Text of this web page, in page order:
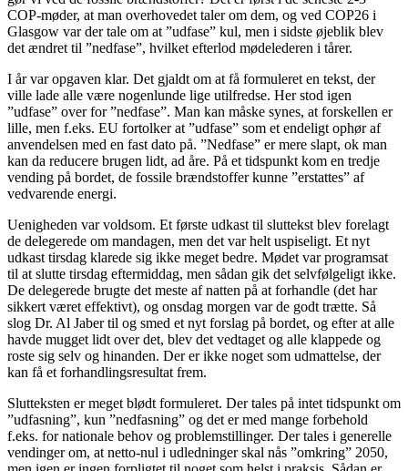
COP-møder, at man overhovedet taler om dem, og ved COP26 i
Glasgow var der tale om at ”udfase” kul, men i sidste øjeblik blev
det ændret til ”nedfase”, hvilket efterlod mødelederen i tårer.
I år var opgaven klar. Det gjaldt om at få formuleret en tekst, der
ville lade alle være nogenlunde lige utilfredse. Her stod igen
”udfase” over for ”nedfase”. Man kan måske synes, at forskellen er
lille, men f.eks. EU fortolker at ”udfase” som et endeligt ophør af
anvendelsen med en fast dato på. ”Nedfase” er mere slapt, ok man
kan da reducere brugen lidt, ad åre. På et tidspunkt kom en tredje
vending på bordet, de fossile brændstoffer kunne ”erstattes” af
vedvarende energi.
Uenigheden var voldsom. Et første udkast til sluttekst blev forelagt
de delegerede om mandagen, men det var helt uspiseligt. Et nyt
udkast tirsdag klarede sig ikke meget bedre. Mødet var programsat
til at slutte tirsdag eftermiddag, men sådan gik det selvfølgeligt ikke.
De delegerede brugte det meste af natten på at forhandle (det har
sikkert været effektivt), og onsdag morgen var de godt trætte. Så
slog Dr. Al Jaber til og smed et nyt forslag på bordet, og efter at alle
havde mugget lidt over det, blev det vedtaget og alle klappede og
roste sig selv og hinanden. Der er ikke noget som udmattelse, der
kan få et forhandlingsresultat frem.
Slutteksten er meget blødt formuleret. Der tales på intet tidspunkt om
”udfasning”, kun ”nedfasning” og det er med mange forbehold
f.eks. for nationale behov og problemstillinger. Der tales i generelle
vendinger om, at netto-nul i udledninger skal nås ”omkring” 2050,